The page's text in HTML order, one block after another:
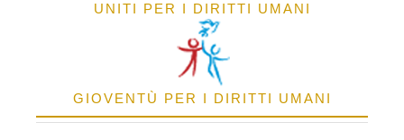
UNITI PER I DIRITTI UMANI
GIOVENTÙ PER I DIRITTI UMANI